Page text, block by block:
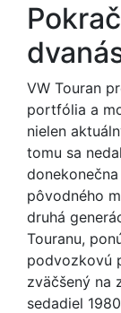
VW Touran
portfólia a
nielen
tomu sa
pôvodného
druhá
Touranu,
podvozkovú
zväčšený na
sedadiel